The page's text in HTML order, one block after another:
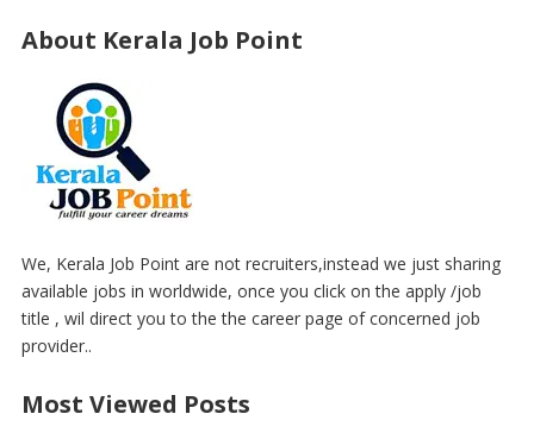
About Kerala Job Point
We, Kerala Job Point are not recruiters,instead we just sharing
available jobs in worldwide, once you click on the apply /job
title , wil direct you to the the career page of concerned job
provider..
Most Viewed Posts